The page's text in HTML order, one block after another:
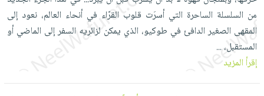
بالجسم
العناية
بالأسنان
الحمية
والتغذية
أدوات
الخبز
أدوات
المائدة
الأوعية
والتخزين
أقسام
الأكثر
مبيعاً
العودة
للمدارس
شحن
مجاني
بنود
مختارة
من السلسلة الساحرة التي أسرَت قلوب القرّاء في أنحاء العالم، نعود إلى
المقهى الصغير الدافئ في طوكيو، الذي يمكن لزائريه السفر إلى الماضي أو
المستقبل،...
إقرأ المزيد